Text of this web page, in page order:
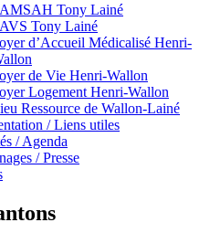
Tony Lainé
Tony Lainé
d’Accueil Médicalisé Henri-
de Vie Henri-Wallon
Logement Henri-Wallon
Ressource de Wallon-Lainé
/ Liens utiles
/ Agenda
/ Presse